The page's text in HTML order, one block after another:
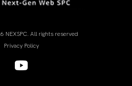
NEXSPC. All rights reserved
Privacy Policy